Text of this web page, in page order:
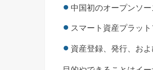
中国初のオープンソ
スマート資産プラッ
資産登録、発行、お